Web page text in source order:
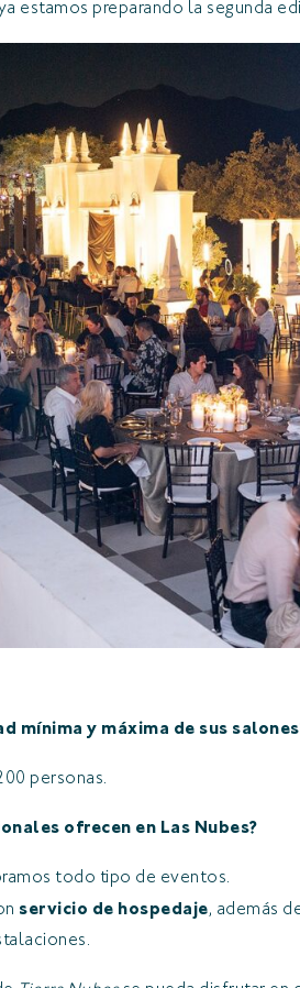
estamos preparando la segunda
mínima y máxima de sus
personas.
ofrecen en Las Nubes?
todo tipo de eventos.
servicio de hospedaje, además